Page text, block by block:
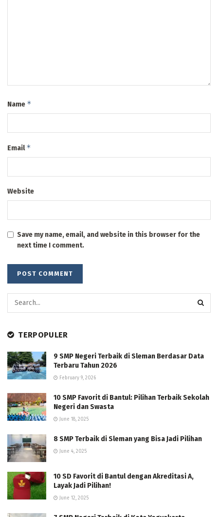
Name *
Email*
Website
Save my name, email, and website in this browser for the
next time I comment.
TERPOPULER
9 SMP Negeri Terbaik di Sleman Berdasar Data
Terbaru Tahun 2026
February 9, 2026
10 SMP Favorit di Bantul: Pilihan Terbaik Sekolah
Negeri dan Swasta
June 18, 2025
8 SMP Terbaik di Sleman yang Bisa Jadi Pilihan
June 4, 2025
10 SD Favorit di Bantul dengan Akreditasi A,
Layak Jadi Pilihan!
June 12, 2025